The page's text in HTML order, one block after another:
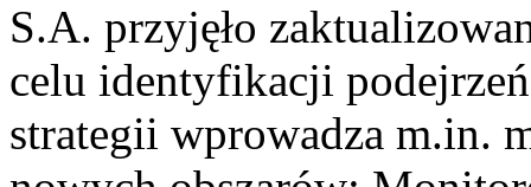
S.A. przyjęło
celu identyfikacji
strategii wprowadza m.in.